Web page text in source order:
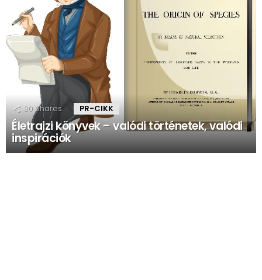
80 Shares PR-CIKK
Életrajzi könyvek – valódi történetek, valódi
inspirációk